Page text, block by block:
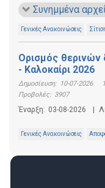
Συνημμένα
Γενικές Ανακοινώσεις
Ορισμός θερινών
- Καλοκαίρι 2026
Δημοσίευση: 10-07-2026
Προβολές: 3907
Έναρξη: 03-08-2026
Γενικές Ανακοινώσεις